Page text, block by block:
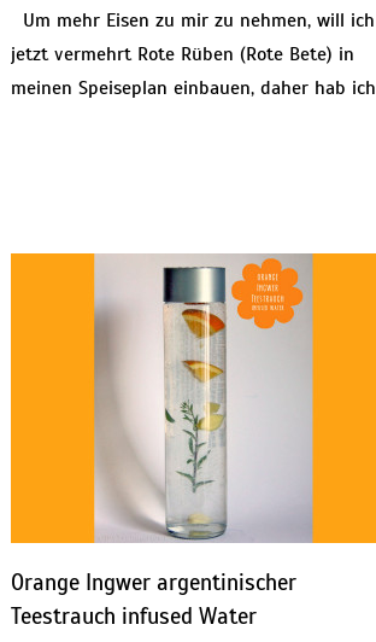
Um mehr Eisen zu mir zu nehmen, will ich
jetzt vermehrt Rote Rüben (Rote Bete) in
meinen Speiseplan einbauen, daher hab ich
Orange Ingwer argentinischer
Teestrauch infused Water